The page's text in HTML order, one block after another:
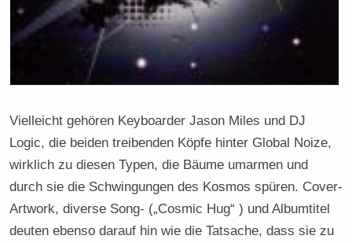
Vielleicht gehören Keyboarder Jason Miles und DJ
Logic, die beiden treibenden Köpfe hinter Global Noize,
wirklich zu diesen Typen, die Bäume umarmen und
durch sie die Schwingungen des Kosmos spüren. Cover-
Artwork, diverse Song- („Cosmic Hug“ ) und Albumtitel
deuten ebenso darauf hin wie die Tatsache, dass sie zu